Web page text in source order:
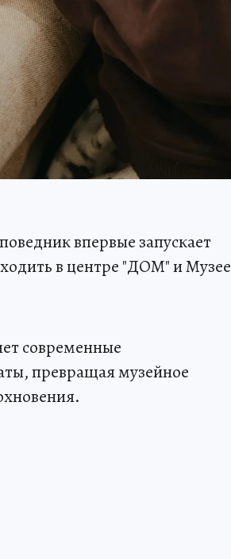
впервые запускает
в центре "ДОМ" и Музее
современные
превращая музейное